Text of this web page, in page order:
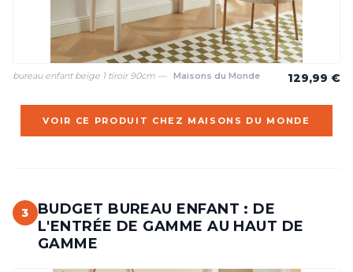
bureau enfant beige 1 tiroir 90cm — Maisons du Monde 129,99 €
VOIR CE PRODUIT CHEZ MAISONS DU MONDE
3
BUDGET BUREAU ENFANT : DE
L'ENTRÉE DE GAMME AU HAUT DE
GAMME